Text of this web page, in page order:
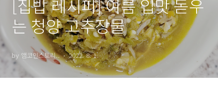
[집밥 레시피] 여름 입맛 돋우
는 청양 고추장물
by 앰코인스토리.. 2022. 8. 1.